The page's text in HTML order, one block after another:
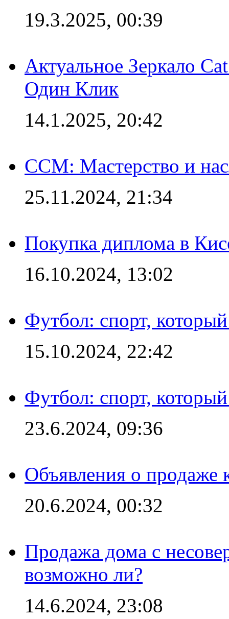
19.3.2025, 00:39
Актуальное Зеркало
Один Клик
14.1.2025, 20:42
CCM: Мастерство и
25.11.2024, 21:34
Покупка диплома в
16.10.2024, 13:02
Футбол: спорт,
15.10.2024, 22:42
Футбол: спорт,
23.6.2024, 09:36
Объявления о продаже
20.6.2024, 00:32
Продажа дома с
возможно ли?
14.6.2024, 23:08